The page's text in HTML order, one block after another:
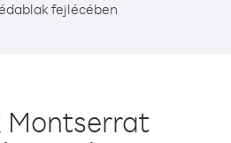
fejlécében
Montserrat